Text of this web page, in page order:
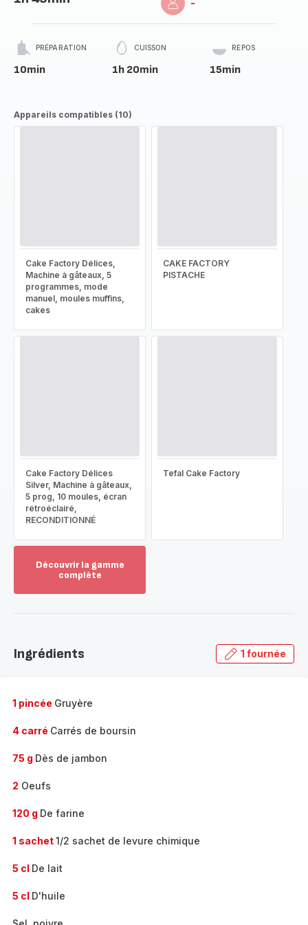
-
PRÉPARATION
10min
CUISSON
1h 20min
REPOS
15min
Appareils compatibles (10)
Cake Factory Délices,
Machine à gâteaux, 5
programmes, mode
manuel, moules muffins,
cakes
CAKE FACTORY
PISTACHE
Cake Factory Délices
Silver, Machine à gâteaux,
5 prog, 10 moules, écran
rétroéclairé,
RECONDITIONNÉ
Tefal Cake Factory
Découvrir la gamme
complète
gamme
Ingrédients 1 fournée
1 pincée Gruyère
4 carré Carrés de boursin
75 g Dès de jambon
2 Oeufs
120 g De farine
1 sachet1/2 sachet de levure chimique
5 cl De lait
5 cl D'huile